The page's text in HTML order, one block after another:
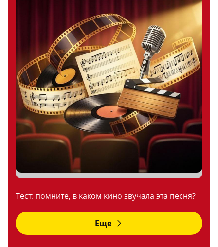
Тест: помните, в каком кино звучала эта песня?
Еще